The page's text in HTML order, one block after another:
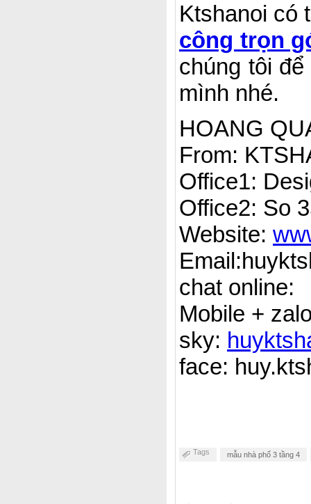
Ktshanoi có
công trọn
chúng tôi
mình nhé.
HOANG
From:
Office1:
Office2: So
Website:
chat online:
Mobile +
sky:
face:
Tags mẫu nhà phố 3 tầng 4